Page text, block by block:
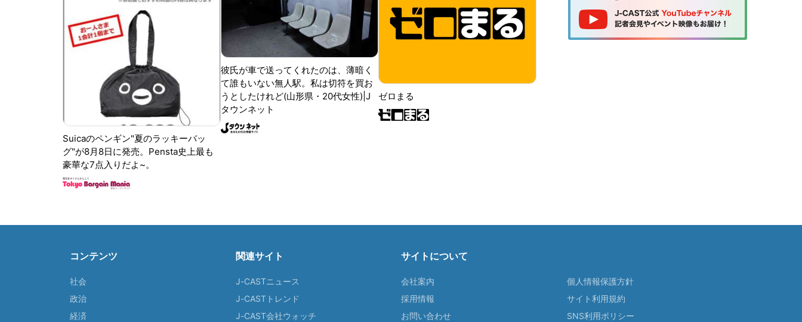
Suicaのペンギン"夏のラッキーバッ
グ"が8月8日に発売。Pensta史上最も
豪華な7点入りだよ~。
彼氏が車で送ってくれたのは、薄暗く
て誰もいない無人駅。私は切符を買お
うとしたけれど(山形県・20代女性)|J
タウンネット
ゼロまる
コンテンツ
社会
政治
経済
関連サイト
J-CASTニュース
J-CASTトレンド
J-CAST会社ウォッチ
サイトについて
会社案内
採用情報
お問い合わせ
個人情報保護方針
サイト利用規約
SNS利用ポリシー